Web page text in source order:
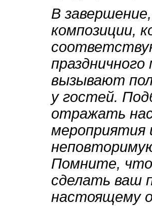
В
композиции,
вызывают
у гостей.
отражать
мероприятия
Помните,
сделать ваш
настоящему